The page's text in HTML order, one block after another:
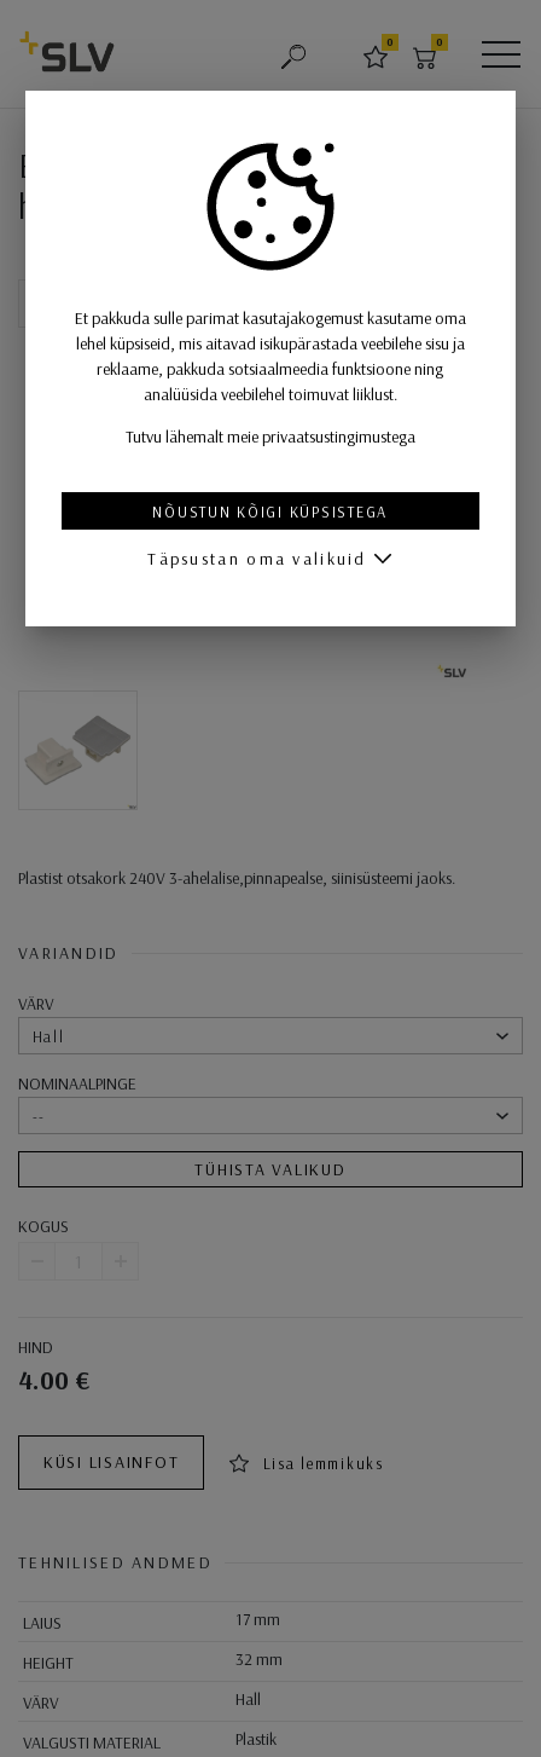
OTSING LEMMIKUD
0
OSTUKORV
0
EUTRAC 3-faasilise siini
EUTRAC 3-faasilise siini otsakork,
hõbehall
Plastist otsakork 240V 3-ahelalise,pinnapealse, siinisüsteemi jaoks.
VARIANDID
VÄRV
Hall
NOMINAALPINGE
--
TÜHISTA VALIKUD
KOGUS
Ostukorvi toimingud
HIND
4.00 €
KÜSI LISAINFOT Lisa lemmikuks
TEHNILISED ANDMED
LAIUS
17 mm
HEIGHT
32 mm
VÄRV
Hall
VALGUSTI MATERIAL
Plastik
Et pakkuda sulle parimat kasutajakogemust kasutame oma
lehel küpsiseid, mis aitavad isikupärastada veebilehe sisu ja
reklaame, pakkuda sotsiaalmeedia funktsioone ning
analüüsida veebilehel toimuvat liiklust.
Tutvu lähemalt meie privaatsustingimustega
NÕUSTUN KÕIGI KÜPSISTEGA
Täpsustan oma valikuid